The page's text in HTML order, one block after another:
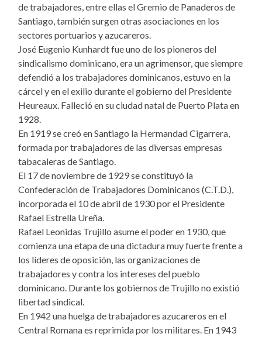
de trabajadores, entre ellas el Gremio de Panaderos de
Santiago, también surgen otras asociaciones en los
sectores portuarios y azucareros.
José Eugenio Kunhardt fue uno de los pioneros del
sindicalismo dominicano, era un agrimensor, que siempre
defendió a los trabajadores dominicanos, estuvo en la
cárcel y en el exilio durante el gobierno del Presidente
Heureaux. Falleció en su ciudad natal de Puerto Plata en
1928.
En 1919 se creó en Santiago la Hermandad Cigarrera,
formada por trabajadores de las diversas empresas
tabacaleras de Santiago.
El 17 de noviembre de 1929 se constituyó la
Confederación de Trabajadores Dominicanos (C.T.D.),
incorporada el 10 de abril de 1930 por el Presidente
Rafael Estrella Ureña.
Rafael Leonidas Trujillo asume el poder en 1930, que
comienza una etapa de una dictadura muy fuerte frente a
los líderes de oposición, las organizaciones de
trabajadores y contra los intereses del pueblo
dominicano. Durante los gobiernos de Trujillo no existió
libertad sindical.
En 1942 una huelga de trabajadores azucareros en el
Central Romana es reprimida por los militares. En 1943